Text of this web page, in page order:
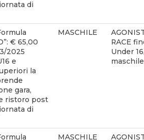
di
€ 65,00
2025
e
la
gara,
ristoro post
di
MASCHILE
RACE
Under 16,
maschile
MASCHILE